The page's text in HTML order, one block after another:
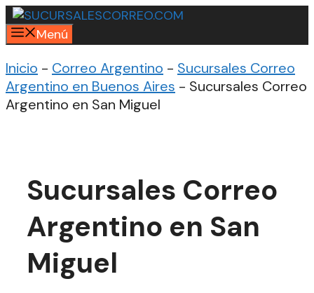
Saltar
al
contenido
Menú
Inicio - Correo Argentino - Sucursales Correo
Argentino en Buenos Aires - Sucursales Correo
Argentino en San Miguel
Sucursales Correo
Argentino en San
Miguel